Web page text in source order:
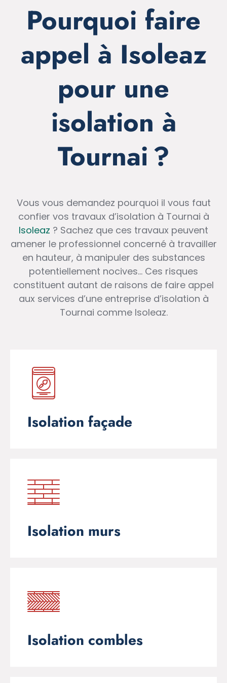
Pourquoi faire
appel à Isoleaz
pour une
isolation à
Tournai ?
Vous vous demandez pourquoi il vous faut
confier vos travaux d’isolation à Tournai à
Isoleaz ? Sachez que ces travaux peuvent
amener le professionnel concerné à travailler
en hauteur, à manipuler des substances
potentiellement nocives… Ces risques
constituent autant de raisons de faire appel
aux services d’une entreprise d’isolation à
Tournai comme Isoleaz.
Isolation façade
Isolation murs
Isolation combles